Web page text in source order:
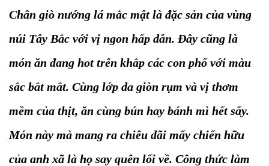
Chân giò nướng lá mắc mật là đặc sản của vùng
núi Tây Bắc với vị ngon hấp dẫn. Đây cũng là
món ăn đang hot trên khắp các con phố với màu
sắc bắt mắt. Cùng lớp da giòn rụm và vị thơm
mềm của thịt, ăn cùng bún hay bánh mì hết sẩy.
Món này mà mang ra chiêu đãi mấy chiến hữu
của anh xã là họ say quên lối về. Công thức làm